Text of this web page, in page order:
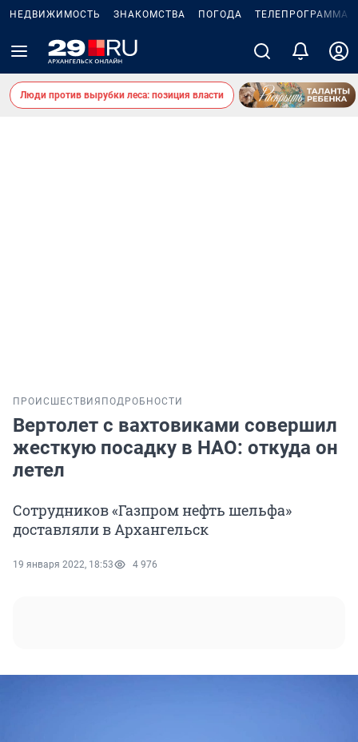
НЕДВИЖИМОСТЬ ЗНАКОМСТВА ПОГОДА ТЕЛЕПРОГРАММА
Люди против вырубки леса: позиция власти
ПРОИСШЕСТВИЯ ПОДРОБНОСТИ
Вертолет с вахтовиками совершил
жесткую посадку в НАО: откуда он
летел
Сотрудников «Газпром нефть шельфа»
доставляли в Архангельск
19 января 2022, 18:53 4 976